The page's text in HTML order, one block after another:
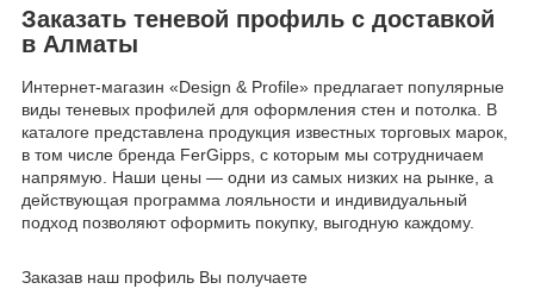
Заказать теневой профиль с доставкой
в Алматы
Интернет-магазин «Design & Profile» предлагает популярные
виды теневых профилей для оформления стен и потолка. В
каталоге представлена продукция известных торговых марок,
в том числе бренда FerGipps, с которым мы сотрудничаем
напрямую. Наши цены — одни из самых низких на рынке, а
действующая программа лояльности и индивидуальный
подход позволяют оформить покупку, выгодную каждому.
Заказав наш профиль Вы получаете